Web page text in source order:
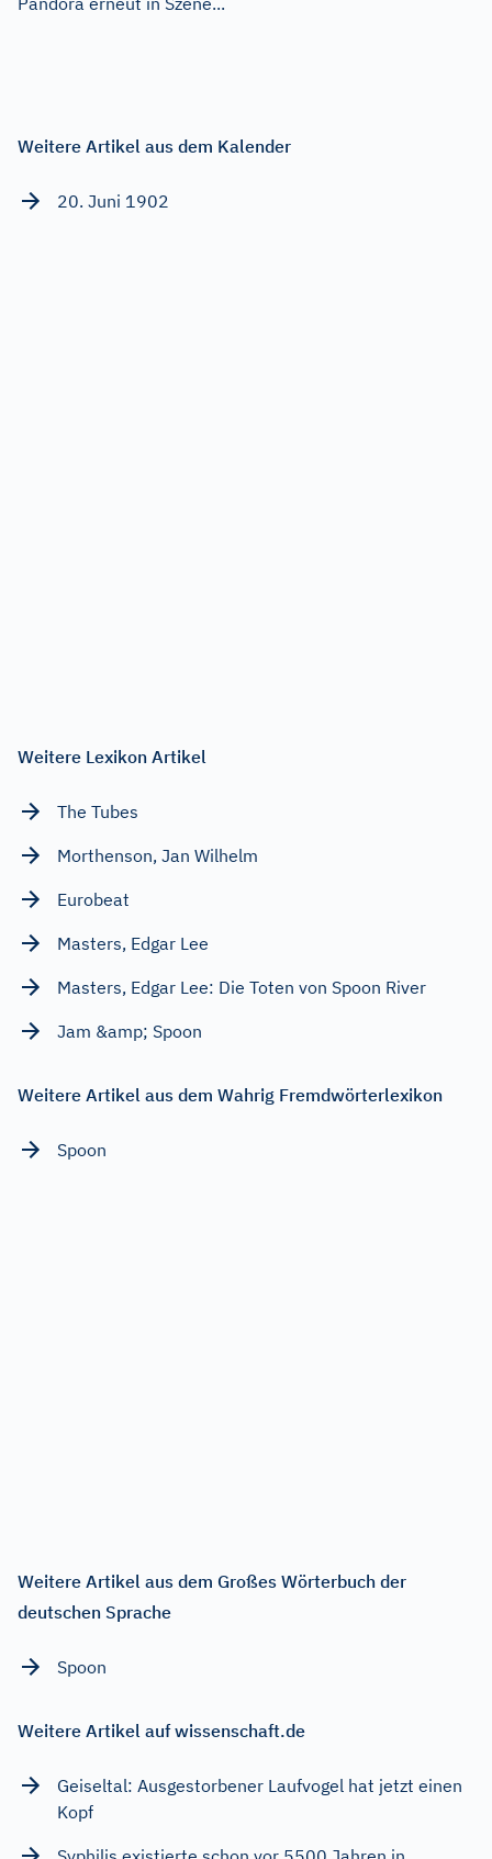
Weitere Artikel aus dem Kalender
20. Juni 1902
Weitere Lexikon Artikel
The Tubes
Morthenson, Jan Wilhelm
Eurobeat
Masters, Edgar Lee
Masters, Edgar Lee: Die Toten von Spoon River
Jam &amp; Spoon
Weitere Artikel aus dem Wahrig Fremdwörterlexikon
Spoon
Weitere Artikel aus dem Großes Wörterbuch der
deutschen Sprache
Spoon
Weitere Artikel auf wissenschaft.de
Geiseltal: Ausgestorbener Laufvogel hat jetzt einen
Kopf